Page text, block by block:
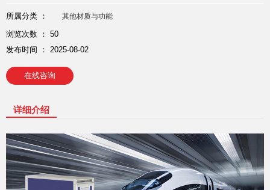
所属分类 ： 其他材质与功能
浏览次数 ： 50
发布时间 ： 2025-08-02
在线咨询
详细介绍